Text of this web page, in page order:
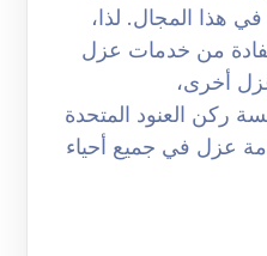
هذا المجال. لذا،
من خدمات عزل
أخرى،
ركن العنود المتحدة
عزل في جميع أحياء